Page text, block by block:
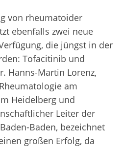
von rheumatoider
ebenfalls zwei neue
die jüngst in der
Tofacitinib und
Hanns-Martin Lorenz,
am
Heidelberg und
Leiter der
Baden, bezeichnet
großen Erfolg, da